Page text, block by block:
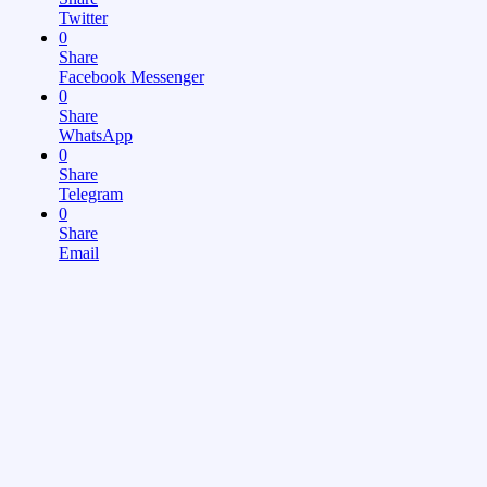
Twitter
0
Share
Facebook Messenger
0
Share
WhatsApp
0
Share
Telegram
0
Share
Email